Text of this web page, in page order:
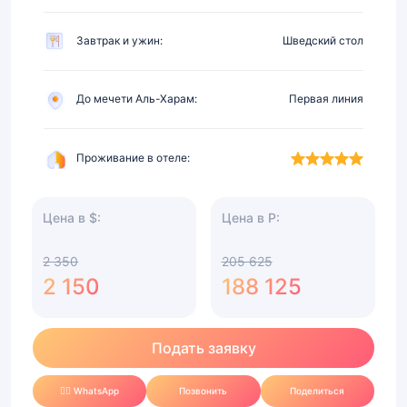
Завтрак и ужин: Шведский стол
До мечети Аль-Харам: Первая линия
Проживание в отеле:
Цена в $:
2 350
2 150
Цена в Р:
205 625
188 125
Подать заявку
✍🏻 WhatsApp Позвонить Поделиться